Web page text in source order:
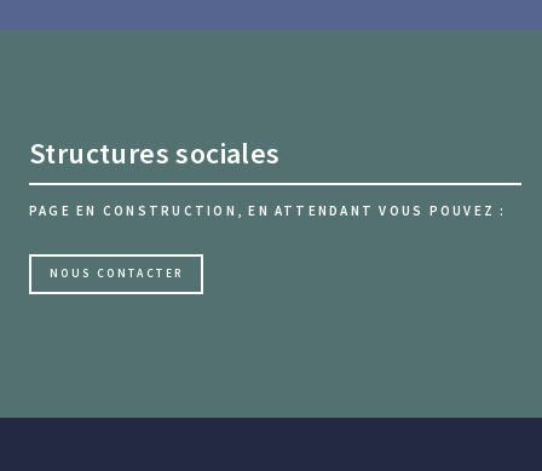
Structures sociales
PAGE EN CONSTRUCTION, EN ATTENDANT VOUS POUVEZ :
NOUS CONTACTER